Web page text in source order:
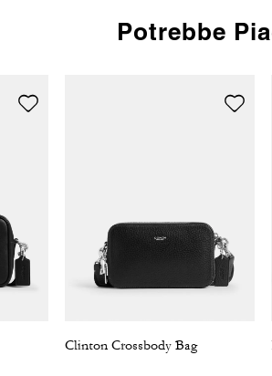
Potrebbe
Clinton Crossbody Bag